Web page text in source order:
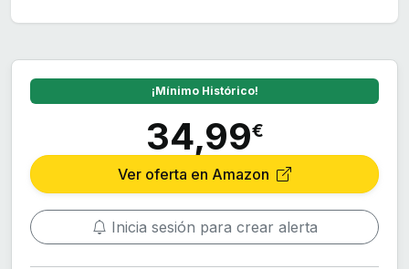
¡Mínimo Histórico!
34,99€
Ver oferta en Amazon
Inicia sesión para crear alerta